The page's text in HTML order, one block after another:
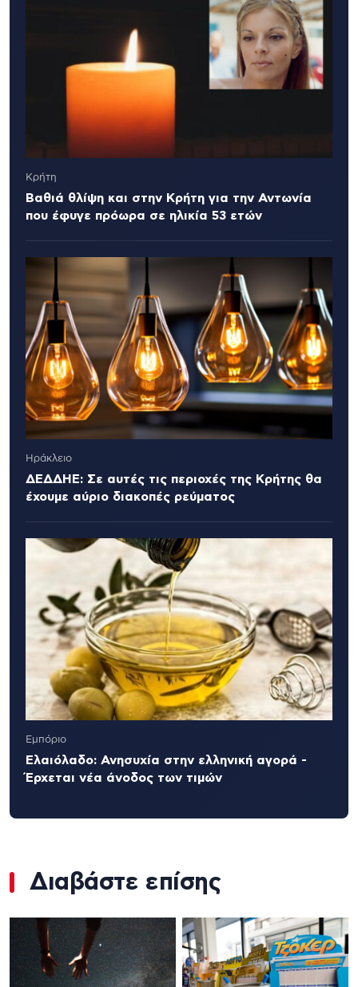
Κρήτη
Βαθιά θλίψη και στην Κρήτη για την Αντωνία
που έφυγε πρόωρα σε ηλικία 53 ετών
Ηράκλειο
ΔΕΔΔΗΕ: Σε αυτές τις περιοχές της Κρήτης θα
έχουμε αύριο διακοπές ρεύματος
Εμπόριο
Ελαιόλαδο: Ανησυχία στην ελληνική αγορά -
Έρχεται νέα άνοδος των τιμών
Διαβάστε επίσης